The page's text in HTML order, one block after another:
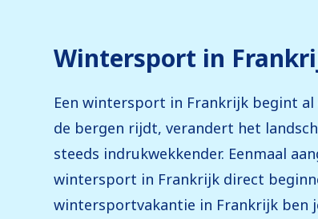
Wintersport in
Een wintersport in Frankrijk begint
de bergen rijdt, verandert het
steeds indrukwekkender. Eenmaal
wintersport in Frankrijk direct
wintersportvakantie in Frankrijk ben
groot voordeel van een
accommodaties direct aan of vlak bij
ochtends zo de piste op en haal je het
skigebieden in Frankrijk zijn groot en met
weinig wachttijden. Ook naast het